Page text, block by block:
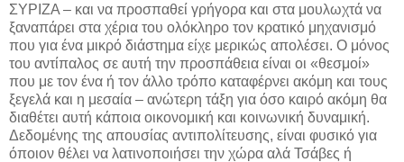
ΣΥΡΙΖΑ – και να προσπαθεί γρήγορα και στα μουλωχτά να
ξαναπάρει στα χέρια του ολόκληρο τον κρατικό μηχανισμό
που για ένα μικρό διάστημα είχε μερικώς απολέσει. Ο μόνος
του αντίπαλος σε αυτή την προσπάθεια είναι οι «θεσμοί»
που με τον ένα ή τον άλλο τρόπο καταφέρνει ακόμη και τους
ξεγελά και η μεσαία – ανώτερη τάξη για όσο καιρό ακόμη θα
διαθέτει αυτή κάποια οικονομική και κοινωνική δυναμική.
Δεδομένης της απουσίας αντιπολίτευσης, είναι φυσικό για
όποιον θέλει να λατινοποιήσει την χώρα αλά Τσάβες ή